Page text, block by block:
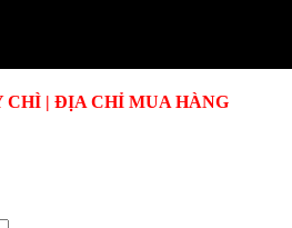
CHÌ​ | ĐỊA CHỈ MUA HÀNG